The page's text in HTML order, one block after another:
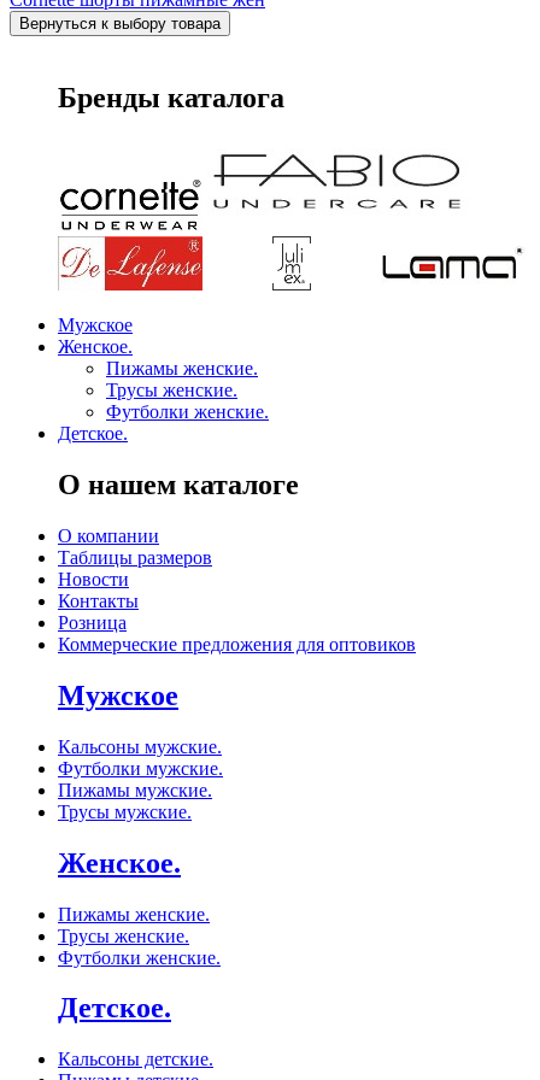
Бренды каталога
Мужское
Женское.
Пижамы женские.
Трусы женские.
Футболки женские.
Детское.
О нашем каталоге
О компании
Таблицы размеров
Новости
Контакты
Розница
Коммерческие предложения для оптовиков
Мужское
Кальсоны мужские.
Футболки мужские.
Пижамы мужские.
Трусы мужские.
Женское.
Пижамы женские.
Трусы женские.
Футболки женские.
Детское.
Кальсоны детские.